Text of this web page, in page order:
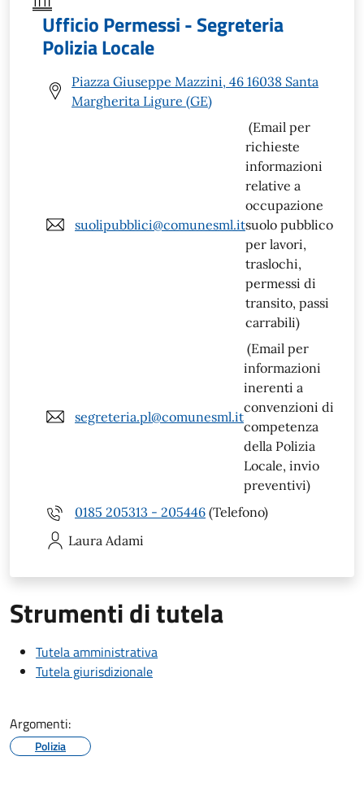
Ufficio Permessi - Segreteria
Polizia Locale
Piazza Giuseppe Mazzini, 46 16038 Santa
Margherita Ligure (GE)
suolipubblici@comunesml.it
(Email per
richieste
informazioni
relative a
occupazione
suolo pubblico
per lavori,
traslochi,
permessi di
transito, passi
carrabili)
segreteria.pl@comunesml.it
(Email per
informazioni
inerenti a
convenzioni di
competenza
della Polizia
Locale, invio
preventivi)
0185 205313 - 205446 (Telefono)
Laura Adami
Strumenti di tutela
Tutela amministrativa
Tutela giurisdizionale
Argomenti:
Polizia